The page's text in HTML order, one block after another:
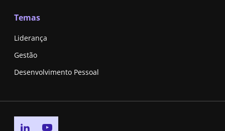
Temas
Liderança
Gestão
Desenvolvimento Pessoal